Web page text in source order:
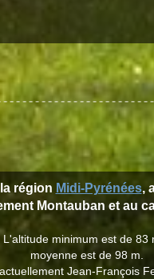
région Midi-Pyrénées,
Montauban et au
minimum est de
moyenne est de 98 m.
Jean-François